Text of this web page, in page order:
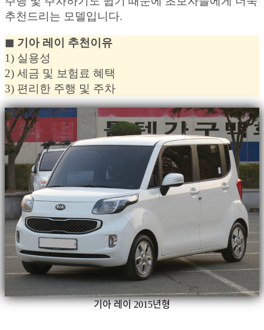
추천드리는 모델입니다.
◼︎ 기아 레이 추천이유
1) 실용성
2) 세금 및 보험료 혜택
3) 편리한 주행 및 주차
기아 레이 2015년형